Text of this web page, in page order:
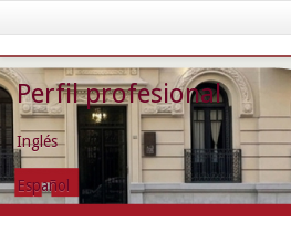
navigation
Perfil profesional
Inglés
Español